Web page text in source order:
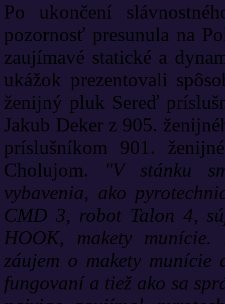
Po ukončení
pozornosť presunula na
zaujímavé statické a
ukážok prezentovali
ženijný pluk Sereď
Jakub Deker z 905.
príslušníkom 901.
Cholujom. "V stánku
vybavenia, ako
CMD 3, robot Talon 4,
HOOK, makety
záujem o makety
fungovaní a tiež ako sa